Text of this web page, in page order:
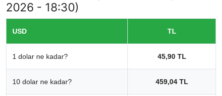
2026 - 18:30)
USD TL
1 dolar ne kadar? 45,90 TL
10 dolar ne kadar? 459,04 TL